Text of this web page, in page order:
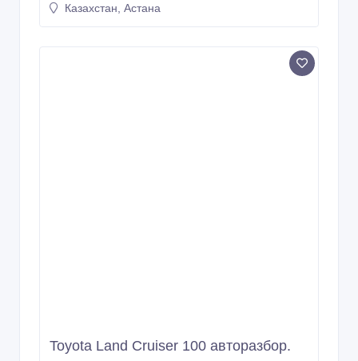
Казахстан, Астана
Toyota Land Cruiser 100 авторазбор.